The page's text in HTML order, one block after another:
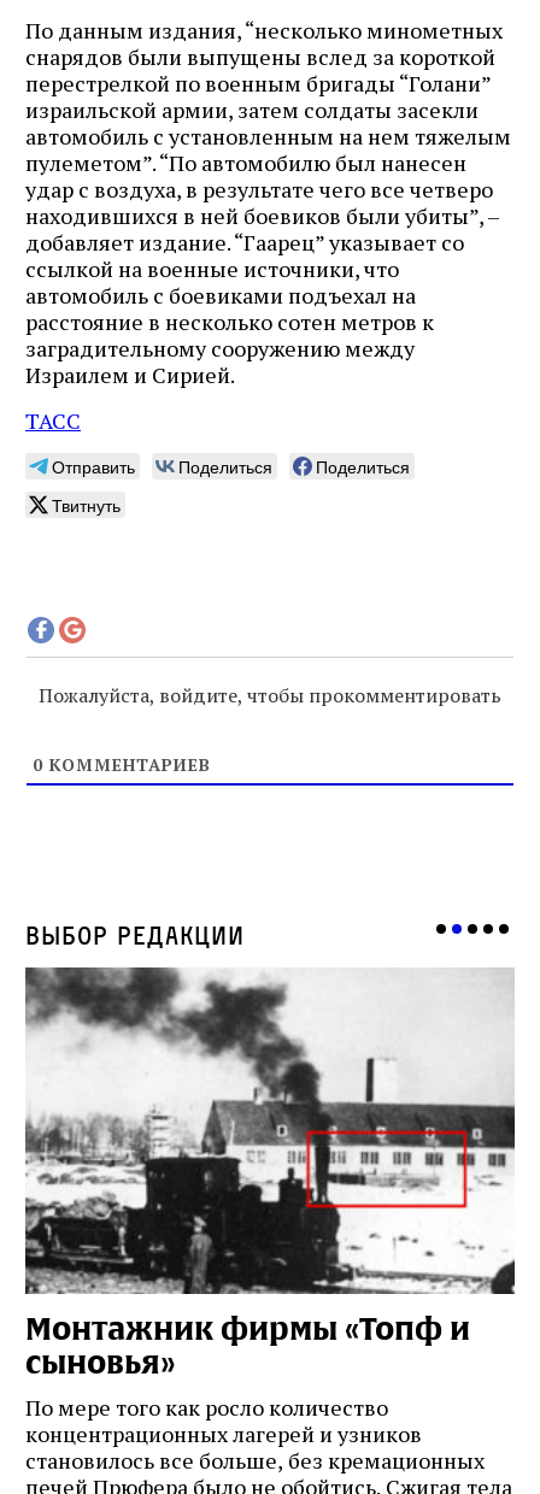
По данным издания, “несколько минометных
снарядов были выпущены вслед за короткой
перестрелкой по военным бригады “Голани”
израильской армии, затем солдаты засекли
автомобиль с установленным на нем тяжелым
пулеметом”. “По автомобилю был нанесен
удар с воздуха, в результате чего все четверо
находившихся в ней боевиков были убиты”, –
добавляет издание. “Гаарец” указывает со
ссылкой на военные источники, что
автомобиль с боевиками подъехал на
расстояние в несколько сотен метров к
заградительному сооружению между
Израилем и Сирией.
ТАСС
Отправить Поделиться
Поделиться
Твитнуть
Пожалуйста, войдите, чтобы прокомментировать
0 КОММЕНТАРИЕВ
Выбор редакции
Монтажник фирмы «Топф и
сыновья»
По мере того как росло количество
концентрационных лагерей и узников
становилось все больше, без кремационных
печей Прюфера было не обойтись. Cжигая тела